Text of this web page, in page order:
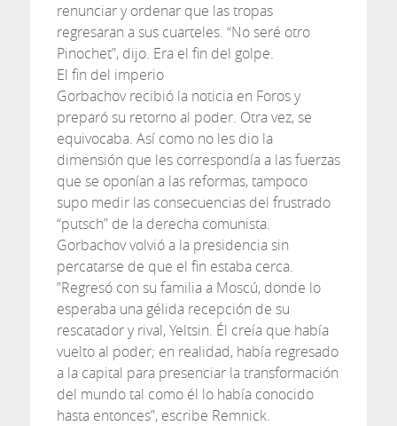
renunciar y ordenar que las tropas
regresaran a sus cuarteles. “No seré otro
Pinochet”, dijo. Era el fin del golpe.
El fin del imperio
Gorbachov recibió la noticia en Foros y
preparó su retorno al poder. Otra vez, se
equivocaba. Así como no les dio la
dimensión que les correspondía a las fuerzas
que se oponían a las reformas, tampoco
supo medir las consecuencias del frustrado
“putsch” de la derecha comunista.
Gorbachov volvió a la presidencia sin
percatarse de que el fin estaba cerca.
”Regresó con su familia a Moscú, donde lo
esperaba una gélida recepción de su
rescatador y rival, Yeltsin. Él creía que había
vuelto al poder; en realidad, había regresado
a la capital para presenciar la transformación
del mundo tal como él lo había conocido
hasta entonces”, escribe Remnick.